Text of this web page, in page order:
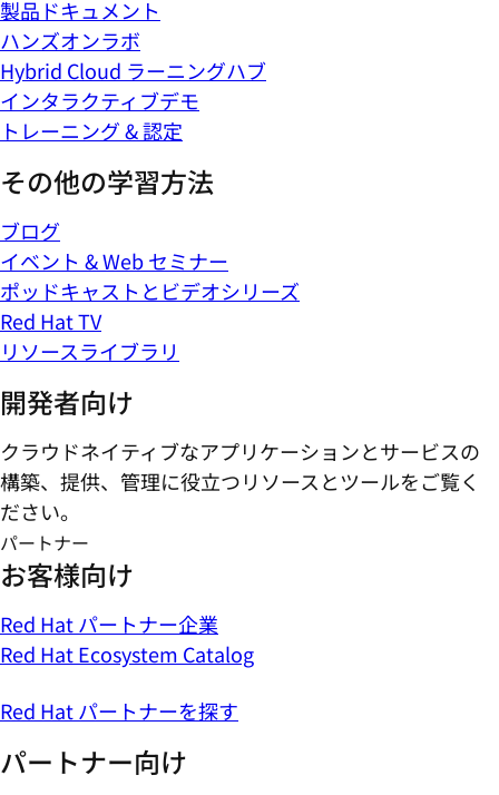
製品ドキュメント
ハンズオンラボ
Hybrid Cloud ラーニングハブ
インタラクティブデモ
トレーニング & 認定
その他の学習方法
ブログ
イベント & Web セミナー
ポッドキャストとビデオシリーズ
Red Hat TV
リソースライブラリ
開発者向け
クラウドネイティブなアプリケーションとサービスの
構築、提供、管理に役立つリソースとツールをご覧く
ださい。
パートナー
お客様向け
Red Hat パートナー企業
Red Hat Ecosystem Catalog
Red Hat パートナーを探す
パートナー向け